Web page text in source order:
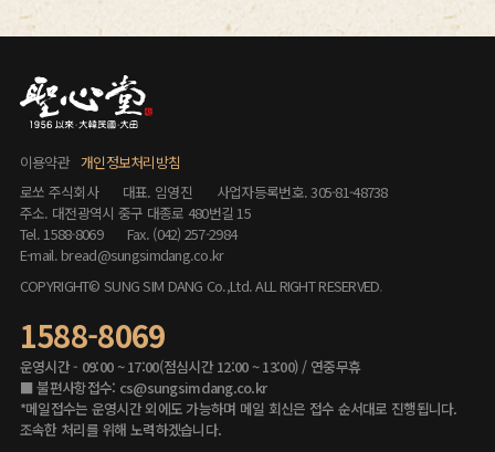
이용약관 개인정보처리방침
로쏘 주식회사
대표. 임영진
사업자등록번호. 305-81-48738
주소. 대전광역시 중구 대종로 480번길 15
Tel. 1588-8069
Fax. (042) 257-2984
E-mail. bread@sungsimdang.co.kr
COPYRIGHT© SUNG SIM DANG Co.,Ltd. ALL RIGHT RESERVED.
1588-8069
운영시간 - 09:00 ~ 17:00(점심시간 12:00 ~ 13:00) / 연중무휴
■ 불편사항접수: cs@sungsimdang.co.kr
*메일접수는 운영시간 외에도 가능하며 메일 회신은 접수 순서대로 진행됩니다.
조속한 처리를 위해 노력하겠습니다.